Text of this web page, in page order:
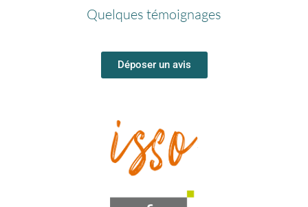
Quelques témoignages
Déposer un avis